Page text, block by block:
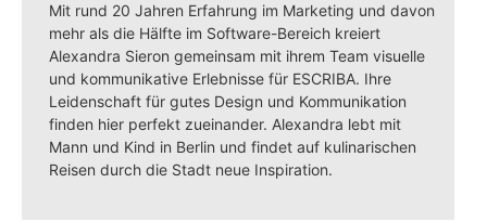
Mit rund 20 Jahren Erfahrung im Marketing und davon
mehr als die Hälfte im Software-Bereich kreiert
Alexandra Sieron gemeinsam mit ihrem Team visuelle
und kommunikative Erlebnisse für ESCRIBA. Ihre
Leidenschaft für gutes Design und Kommunikation
finden hier perfekt zueinander. Alexandra lebt mit
Mann und Kind in Berlin und findet auf kulinarischen
Reisen durch die Stadt neue Inspiration.